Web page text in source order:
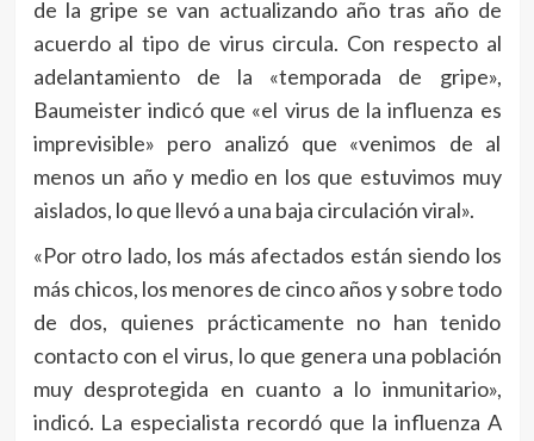
de la gripe se van actualizando año tras año de
acuerdo al tipo de virus circula. Con respecto al
adelantamiento de la «temporada de gripe»,
Baumeister indicó que «el virus de la influenza es
imprevisible» pero analizó que «venimos de al
menos un año y medio en los que estuvimos muy
aislados, lo que llevó a una baja circulación viral».
«Por otro lado, los más afectados están siendo los
más chicos, los menores de cinco años y sobre todo
de dos, quienes prácticamente no han tenido
contacto con el virus, lo que genera una población
muy desprotegida en cuanto a lo inmunitario»,
indicó. La especialista recordó que la influenza A